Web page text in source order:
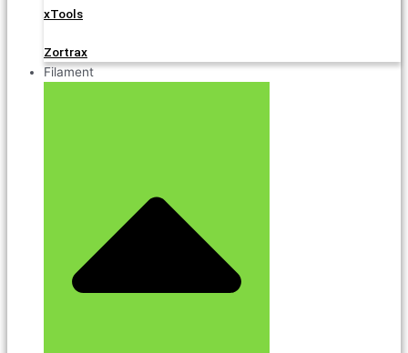
xTools
Zortrax
Filament